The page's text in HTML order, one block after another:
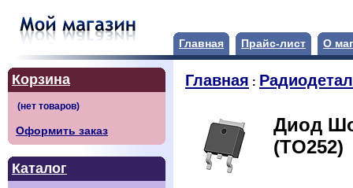
Главная Прайс-лист О
Корзина
Оформить заказ
Каталог
Главная :
Диод
(TO252)